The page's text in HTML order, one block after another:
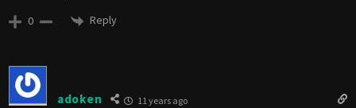
0 Reply
adoken 11 years ago